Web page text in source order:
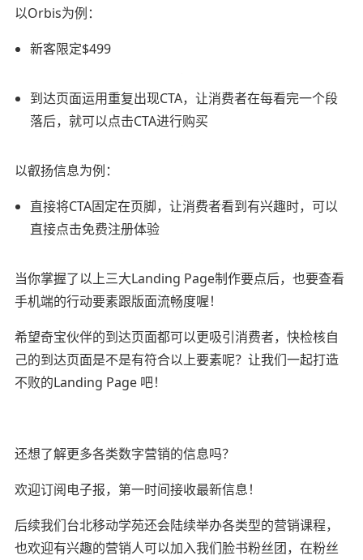
以Orbis为例：
新客限定$499
到达页面运用重复出现CTA，让消费者在每看完一个段
落后，就可以点击CTA进行购买
以叡扬信息为例：
直接将CTA固定在页脚，让消费者看到有兴趣时，可以
直接点击免费注册体验
当你掌握了以上三大Landing Page制作要点后，也要查看
手机端的行动要素跟版面流畅度喔！
希望奇宝伙伴的到达页面都可以更吸引消费者，快检核自
己的到达页面是不是有符合以上要素呢？让我们一起打造
不败的Landing Page 吧！
还想了解更多各类数字营销的信息吗？
欢迎订阅电子报，第一时间接收最新信息！
后续我们台北移动学苑还会陆续举办各类型的营销课程，
也欢迎有兴趣的营销人可以加入我们脸书粉丝团，在粉丝